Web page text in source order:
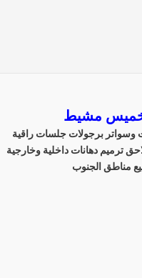
خميس مشيط
وسواتر برجولات جلسات راقية
ترميم دهانات داخلية وخارجية
مناطق الجنوب